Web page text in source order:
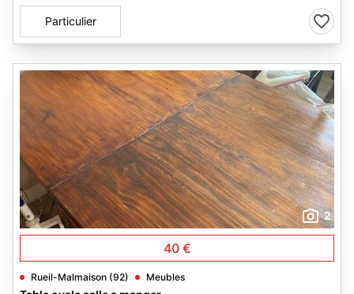
Particulier
2
40 €
Rueil-Malmaison (92) Meubles